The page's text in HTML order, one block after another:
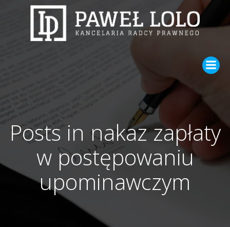
to
content
Posts in nakaz zapłaty
w postępowaniu
upominawczym